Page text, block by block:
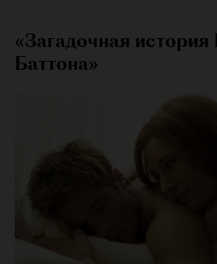
«Загадочная
Баттона»